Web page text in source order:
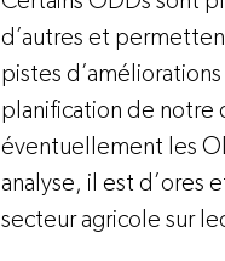
d’autres et
pistes
planification de notre
éventuellement les
analyse, il est d’ores
secteur agricole sur